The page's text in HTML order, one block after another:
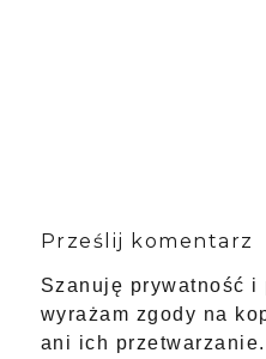
Prześlij komentarz
Szanuję prywatność
wyrażam zgody na
ani ich